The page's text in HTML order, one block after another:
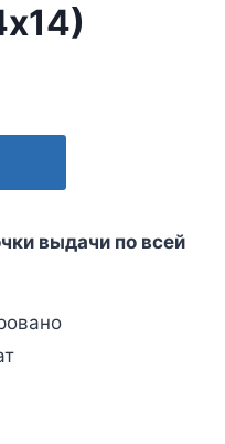
выдачи по всей